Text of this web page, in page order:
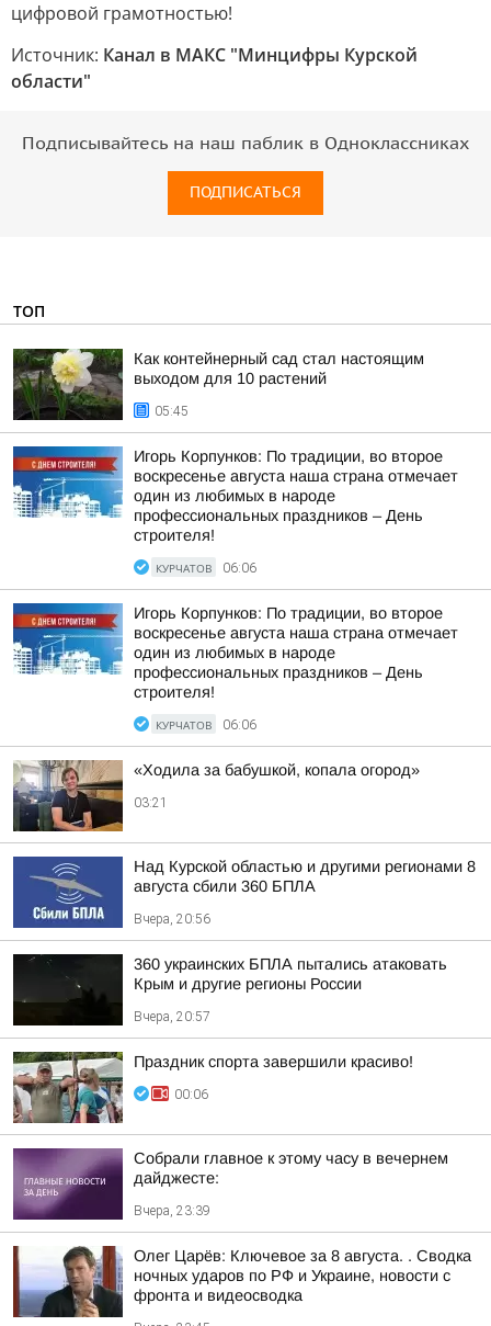
цифровой грамотностью!
Источник: Канал в МАКС "Минцифры Курской
области"
Подписывайтесь на наш паблик в Одноклассниках
ПОДПИСАТЬСЯ
ТОП
Как контейнерный сад стал настоящим
выходом для 10 растений
05:45
Игорь Корпунков: По традиции, во второе
воскресенье августа наша страна отмечает
один из любимых в народе
профессиональных праздников – День
строителя!
КУРЧАТОВ 06:06
Игорь Корпунков: По традиции, во второе
воскресенье августа наша страна отмечает
один из любимых в народе
профессиональных праздников – День
строителя!
КУРЧАТОВ 06:06
«Ходила за бабушкой, копала огород»
03:21
Над Курской областью и другими регионами 8
августа сбили 360 БПЛА
Вчера, 20:56
360 украинских БПЛА пытались атаковать
Крым и другие регионы России
Вчера, 20:57
Праздник спорта завершили красиво!
00:06
Собрали главное к этому часу в вечернем
дайджесте:
Вчера, 23:39
Олег Царёв: Ключевое за 8 августа. . Сводка
ночных ударов по РФ и Украине, новости с
фронта и видеосводка